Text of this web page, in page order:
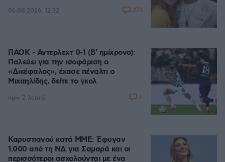
06.08.2026, 12:32 273
ΠΑΟΚ - Άντερλεχτ 0-1 (Β' ημίχρονο):
Παλεύει για την ισοφάριση ο
«Δικέφαλος», έχασε πέναλτι ο
Μιχαηλίδης, δείτε το γκολ
πριν 2 λεπτά 6
Καρυστιανού κατά ΜΜΕ: Έφυγαν
1.000 από τη ΝΔ για Σαμαρά και οι
περισσότεροι ασχολούνται με ένα